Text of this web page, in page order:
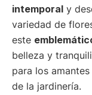
intemporal y
variedad de
este
belleza y
para los
de la jardinería.